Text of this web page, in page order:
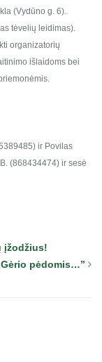
(Vydūno g. 6).
tėvelių leidimas).
organizatorių
išlaidoms bei
ir Povilas
(868434474) ir sesė
įžodžius!
pėdomis…”